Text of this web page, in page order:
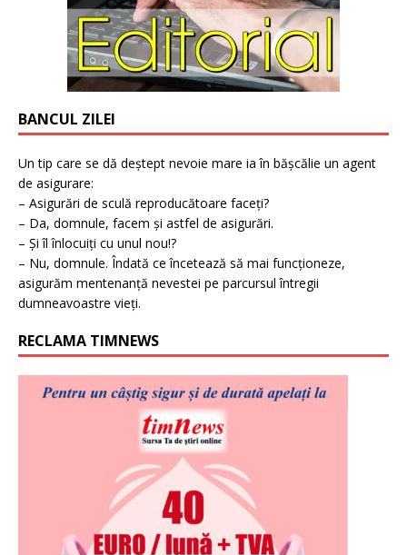
BANCUL ZILEI
Un tip care se dă deștept nevoie mare ia în bășcălie un agent
de asigurare:
– Asigurări de sculă reproducătoare faceți?
– Da, domnule, facem și astfel de asigurări.
– Și îl înlocuiți cu unul nou!?
– Nu, domnule. Îndată ce încetează să mai funcționeze,
asigurăm mentenanță nevestei pe parcursul întregii
dumneavoastre vieți.
RECLAMA TIMNEWS